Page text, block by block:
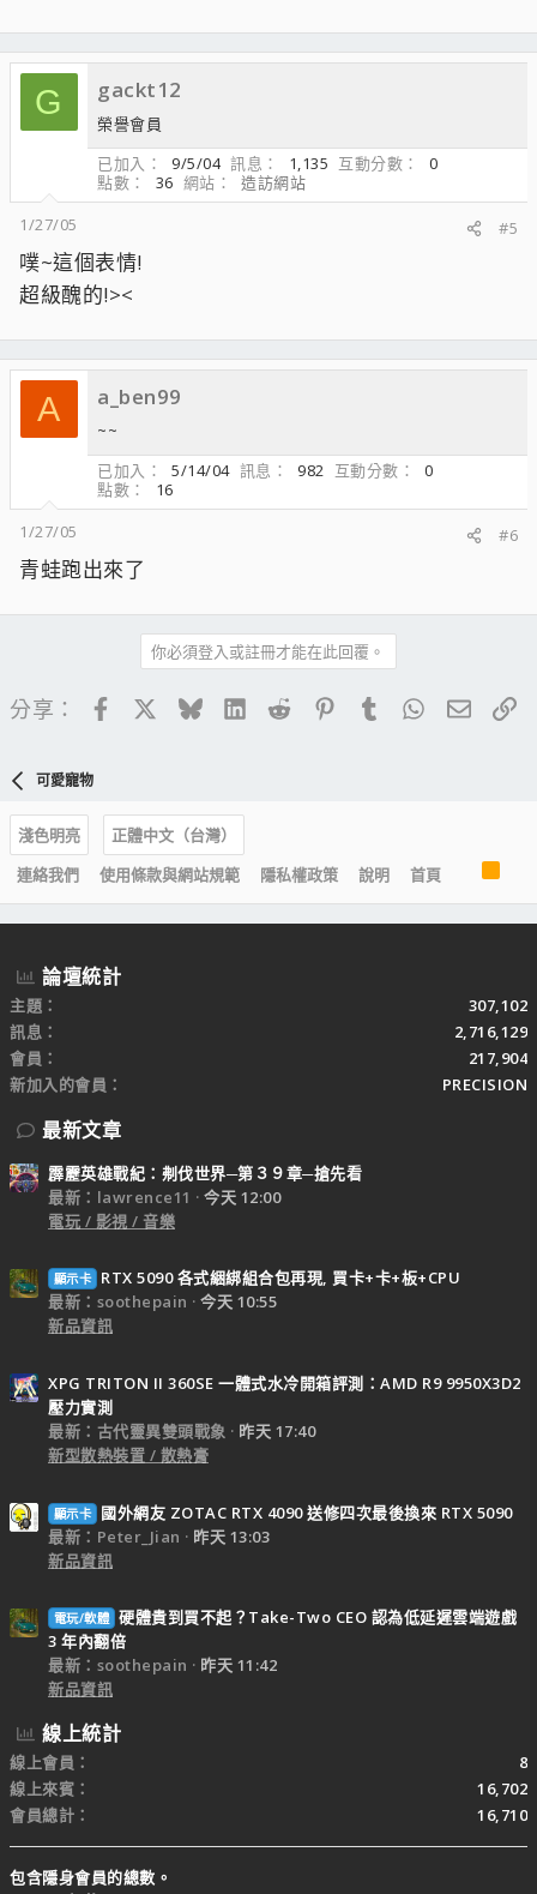
G gackt12
榮譽會員
已加入
9/5/04 訊息 1,135 互動分數
0
點數
36 網站
造訪網站
1/27/05
#5
噗~這個表情!
超級醜的!><
A a_ben99
~~
已加入
5/14/04 訊息 982 互動分數
0
點數
16
1/27/05
#6
青蛙跑出來了
你必須登入或註冊才能在此回覆。
分享： FacebookBlueskyLinkedIn
Reddit PinterestTumblrWhatsApp
電子
可愛寵物
淺色明亮
正體中文（台灣）
連絡我們
使用條款與網站規範 隱私權政策 說明 首頁
S
論壇統計
主題
307,102
訊息
2,716,129
會員
217,904
新加入的會員
PRECISION
最新文章
霹靂英雄戰紀：刜伐世界─第３９章─搶先看
最新：lawrence11
今天 12:00
電玩 / 影視 / 音樂
顯示卡
RTX 5090 各式綑綁組合包再現, 買卡+卡+板+CPU
最新：soothepain
今天 10:55
新品資訊
XPG TRITON II 360SE 一體式水冷開箱評測：AMD R9 9950X3D2
壓力實測
最新：古代靈異雙頭戰象
昨天 17:40
新型散熱裝置 / 散熱膏
顯示卡
國外網友 ZOTAC RTX 4090 送修四次最後換來 RTX 5090
最新：Peter_Jian
昨天 13:03
新品資訊
電玩/軟體 硬體貴到買不起？Take-Two CEO 認為低延遲雲端遊戲
3 年內翻倍
最新：soothepain
昨天 11:42
新品資訊
線上統計
線上會員
8
線上來賓
16,702
會員總計
16,710
包含隱身會員的總數。